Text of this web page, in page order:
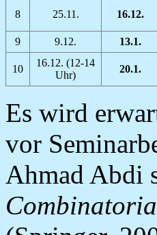
8 25.11. 16.12.
9
9.12. 13.1.
10
16.12. (12-14
Uhr)
20.1.
Es wird
vor
Ahmad Abdi